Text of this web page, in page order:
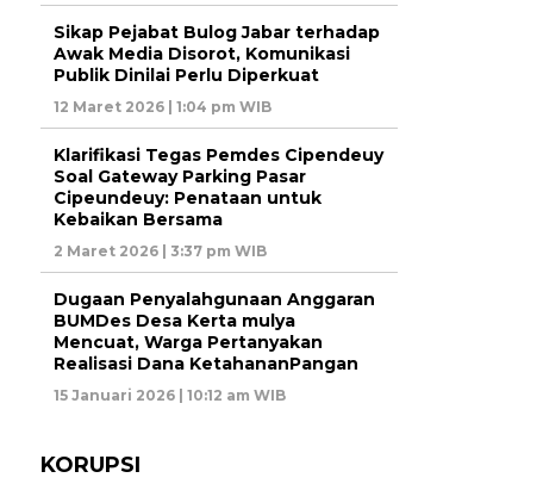
Sikap Pejabat Bulog Jabar terhadap
Awak Media Disorot, Komunikasi
Publik Dinilai Perlu Diperkuat
12 Maret 2026 | 1:04 pm WIB
Klarifikasi Tegas Pemdes Cipendeuy
Soal Gateway Parking Pasar
Cipeundeuy: Penataan untuk
Kebaikan Bersama
2 Maret 2026 | 3:37 pm WIB
Dugaan Penyalahgunaan Anggaran
BUMDes Desa Kerta mulya
Mencuat, Warga Pertanyakan
Realisasi Dana KetahananPangan
15 Januari 2026 | 10:12 am WIB
KORUPSI